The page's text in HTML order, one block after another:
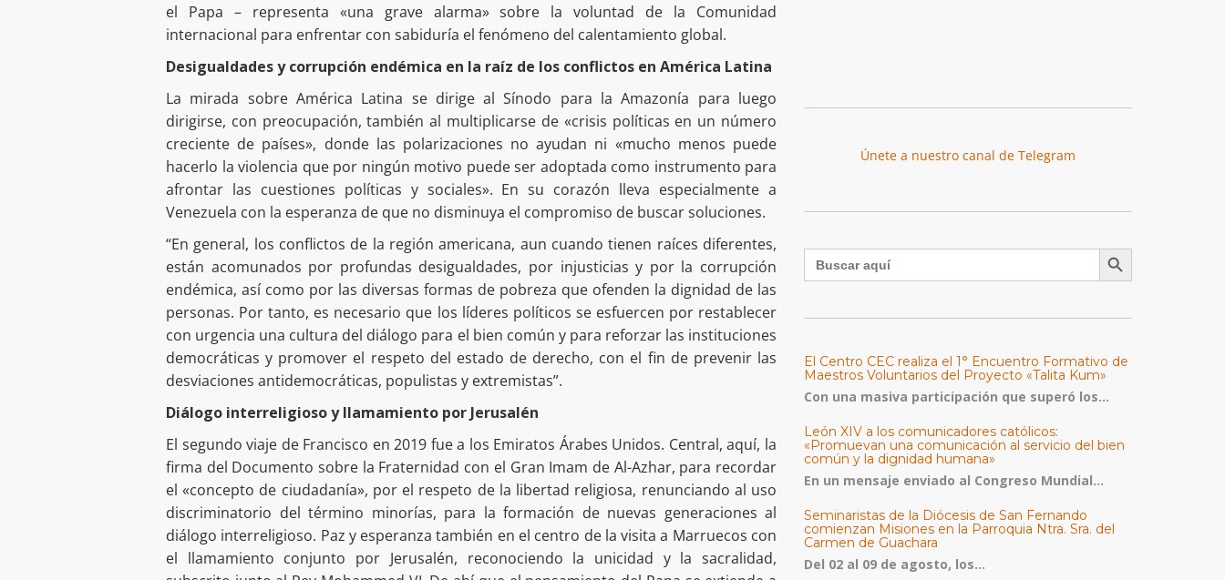
el Papa – representa «una grave alarma» sobre la voluntad de la Comunidad
internacional para enfrentar con sabiduría el fenómeno del calentamiento global.
Desigualdades y corrupción endémica en la raíz de los conflictos en América Latina
La mirada sobre América Latina se dirige al Sínodo para la Amazonía para luego
dirigirse, con preocupación, también al multiplicarse de «crisis políticas en un número
creciente de países», donde las polarizaciones no ayudan ni «mucho menos puede
hacerlo la violencia que por ningún motivo puede ser adoptada como instrumento para
afrontar las cuestiones políticas y sociales». En su corazón lleva especialmente a
Venezuela con la esperanza de que no disminuya el compromiso de buscar soluciones.
“En general, los conflictos de la región americana, aun cuando tienen raíces diferentes,
están acomunados por profundas desigualdades, por injusticias y por la corrupción
endémica, así como por las diversas formas de pobreza que ofenden la dignidad de las
personas. Por tanto, es necesario que los líderes políticos se esfuercen por restablecer
con urgencia una cultura del diálogo para el bien común y para reforzar las instituciones
democráticas y promover el respeto del estado de derecho, con el fin de prevenir las
desviaciones antidemocráticas, populistas y extremistas”.
Diálogo interreligioso y llamamiento por Jerusalén
El segundo viaje de Francisco en 2019 fue a los Emiratos Árabes Unidos. Central, aquí, la
firma del Documento sobre la Fraternidad con el Gran Imam de Al-Azhar, para recordar
el «concepto de ciudadanía», por el respeto de la libertad religiosa, renunciando al uso
discriminatorio del término minorías, para la formación de nuevas generaciones al
diálogo interreligioso. Paz y esperanza también en el centro de la visita a Marruecos con
el llamamiento conjunto por Jerusalén, reconociendo la unicidad y la sacralidad,
Únete a nuestro canal de Telegram
Buscar: Botón de búsqueda
El Centro CEC realiza el 1° Encuentro Formativo de
Maestros Voluntarios del Proyecto «Talita Kum»
Con una masiva participación que superó los...
León XIV a los comunicadores católicos:
«Promuevan una comunicación al servicio del bien
común y la dignidad humana»
En un mensaje enviado al Congreso Mundial...
Seminaristas de la Diócesis de San Fernando
comienzan Misiones en la Parroquia Ntra. Sra. del
Carmen de Guachara
Del 02 al 09 de agosto, los...